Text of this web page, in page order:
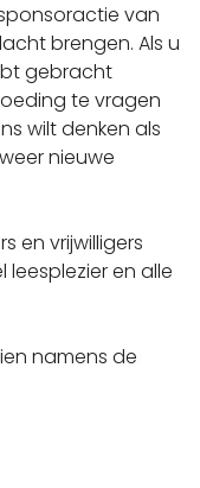
van
brengen. Als u
gebracht
te vragen
wilt denken als
nieuwe
en vrijwilligers
en alle
namens de